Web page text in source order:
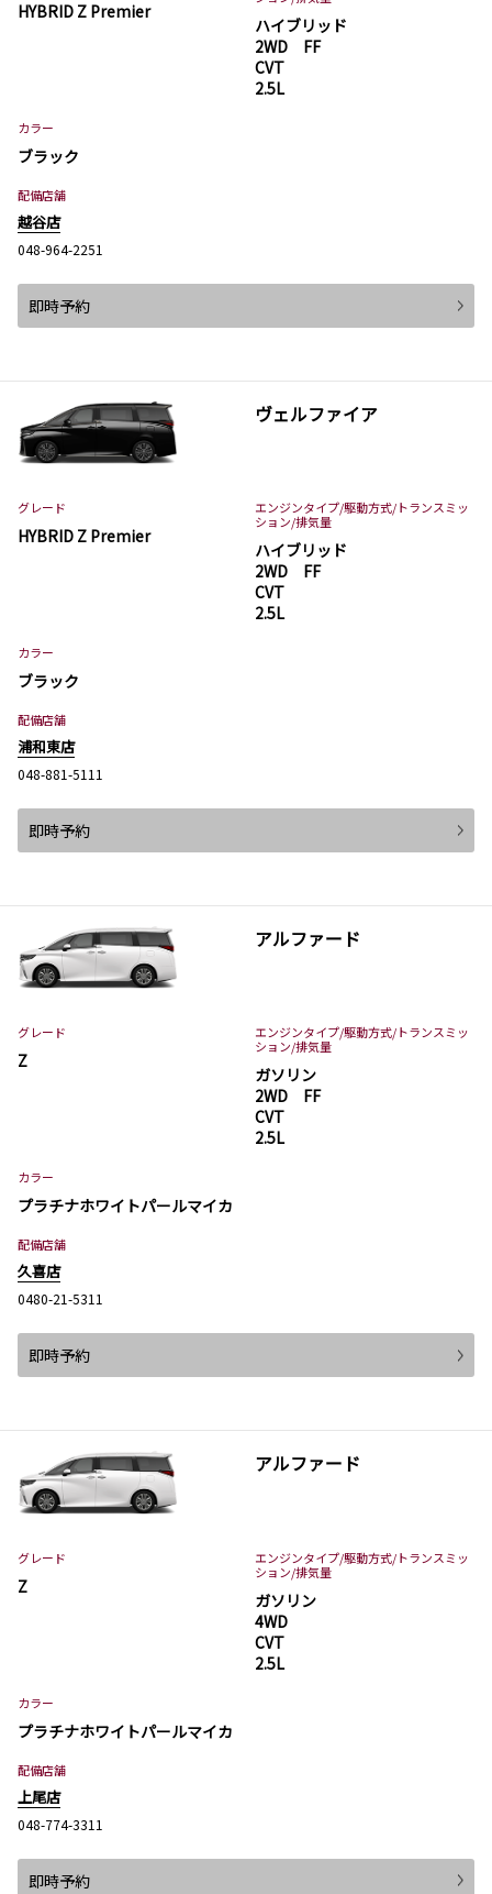
HYBRID Z Premier
ハイブリッド
2WD FF
CVT
2.5L
カラー
ブラック
配備店舗
越谷店
048-964-2251
即時予約
ヴェルファイア
グレード
HYBRID Z Premier
エンジンタイプ/駆動方式/トランスミッ
ション/排気量
ハイブリッド
2WD FF
CVT
2.5L
カラー
ブラック
配備店舗
浦和東店
048-881-5111
即時予約
アルファード
グレード
Z
エンジンタイプ/駆動方式/トランスミッ
ション/排気量
ガソリン
2WD FF
CVT
2.5L
カラー
プラチナホワイトパールマイカ
配備店舗
久喜店
0480-21-5311
即時予約
アルファード
グレード
Z
エンジンタイプ/駆動方式/トランスミッ
ション/排気量
ガソリン
4WD
CVT
2.5L
カラー
プラチナホワイトパールマイカ
配備店舗
上尾店
048-774-3311
即時予約